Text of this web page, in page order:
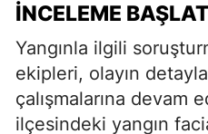
İNCELEME
Yangınla ilgili
ekipleri, olayın
çalışmalarına devam
ilçesindeki yangın